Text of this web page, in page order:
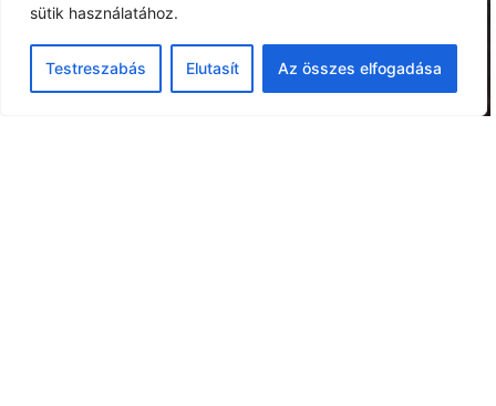
sütik használatához.
Testreszabás Elutasít Az összes elfogadása